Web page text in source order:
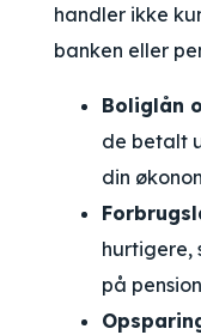
handler ikke
banken eller
Boliglån
de betalt
din
hurtigere,
på